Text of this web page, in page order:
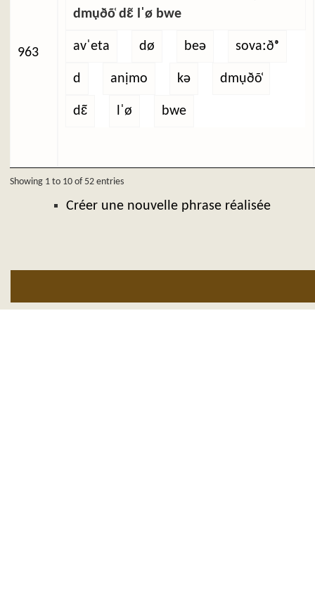
963
dmụðõ̜ dɛ̃ lˈø bwe
avˈeta dø beə sovaːðᵊ
d anịmo kə dmụðõ̜
dɛ̃ lˈø bwe
Showing 1 to 10 of 52 entries
Créer une nouvelle phrase réalisée